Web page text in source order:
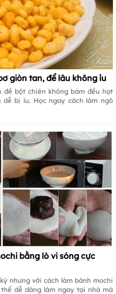
giòn tan, để lâu không ỉu
đề bột chiên không bám đều hạt
dễ bị ỉu. Học ngay cách làm ngô
bằng lò vi sóng cực
nhưng với cách làm bánh mochi
dễ dàng làm ngay tại nhà mà